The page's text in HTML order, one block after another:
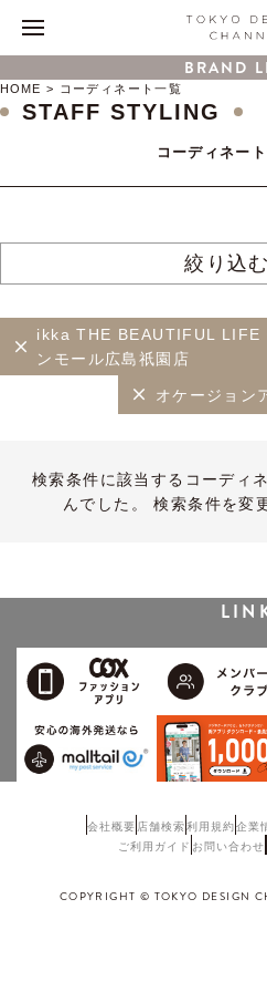
BRAND
HOME コーディネート一覧
STAFF STYLING
コーディネー
絞り込む
ikka THE BEAUTIFUL LIFE
ンモール広島祇園店
オケージョン
検索条件に該当するコーディ
んでした。 検索条件を変
会社概要 店舗検索利用規約企業
ご利用ガイド お問い合わせ
COPYRIGHT © TOKYO DESIGN